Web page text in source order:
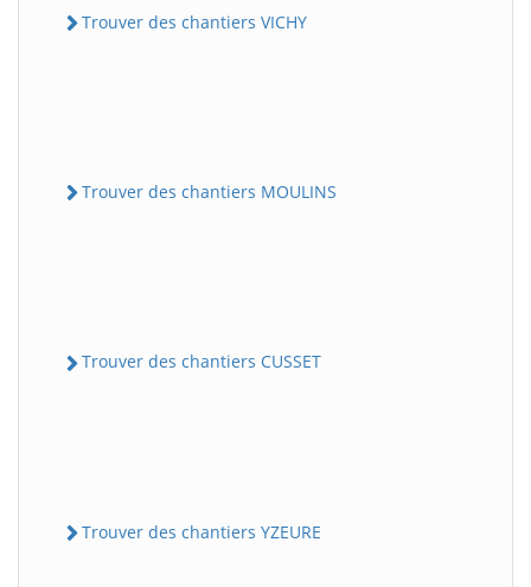
Trouver des chantiers VICHY
Trouver des chantiers MOULINS
Trouver des chantiers CUSSET
Trouver des chantiers YZEURE